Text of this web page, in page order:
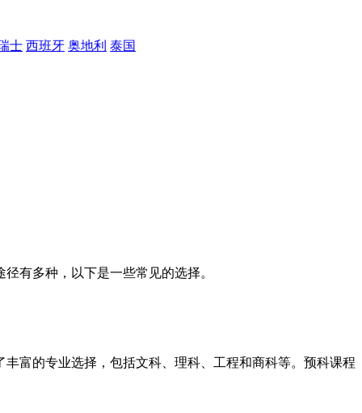
士 西班牙 奥地利 泰国
有多种，以下是一些常见的选择。
富的专业选择，包括文科、理科、工程和商科等。预科课程